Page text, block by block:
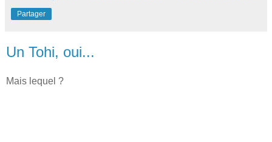
Partager
Un Tohi, oui...
Mais lequel ?